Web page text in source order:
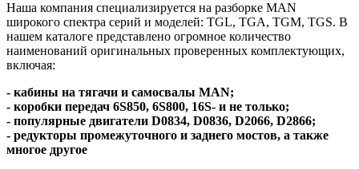
Наша компания специализируется на разборке MAN
широкого спектра серий и моделей: TGL, TGA, TGM, TGS. В
нашем каталоге представлено огромное количество
наименований оригинальных проверенных комплектующих,
включая:
- кабины на тягачи и самосвалы MAN;
- коробки передач 6S850, 6S800, 16S- и не только;
- популярные двигатели D0834, D0836, D2066, D2866;
- редукторы промежуточного и заднего мостов, а также
многое другое